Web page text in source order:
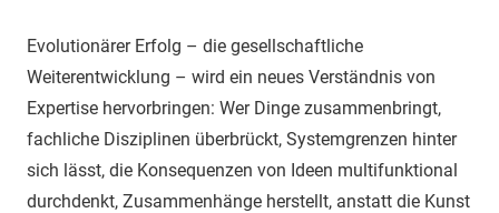
Evolutionärer Erfolg – die gesellschaftliche
Weiterentwicklung – wird ein neues Verständnis von
Expertise hervorbringen: Wer Dinge zusammenbringt,
fachliche Disziplinen überbrückt, Systemgrenzen hinter
sich lässt, die Konsequenzen von Ideen multifunktional
durchdenkt, Zusammenhänge herstellt, anstatt die Kunst